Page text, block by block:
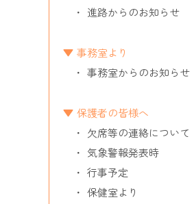
進路からのお知らせ
事務室より
事務室からのお知らせ
保護者の皆様へ
欠席等の連絡について
気象警報発表時
行事予定
保健室より